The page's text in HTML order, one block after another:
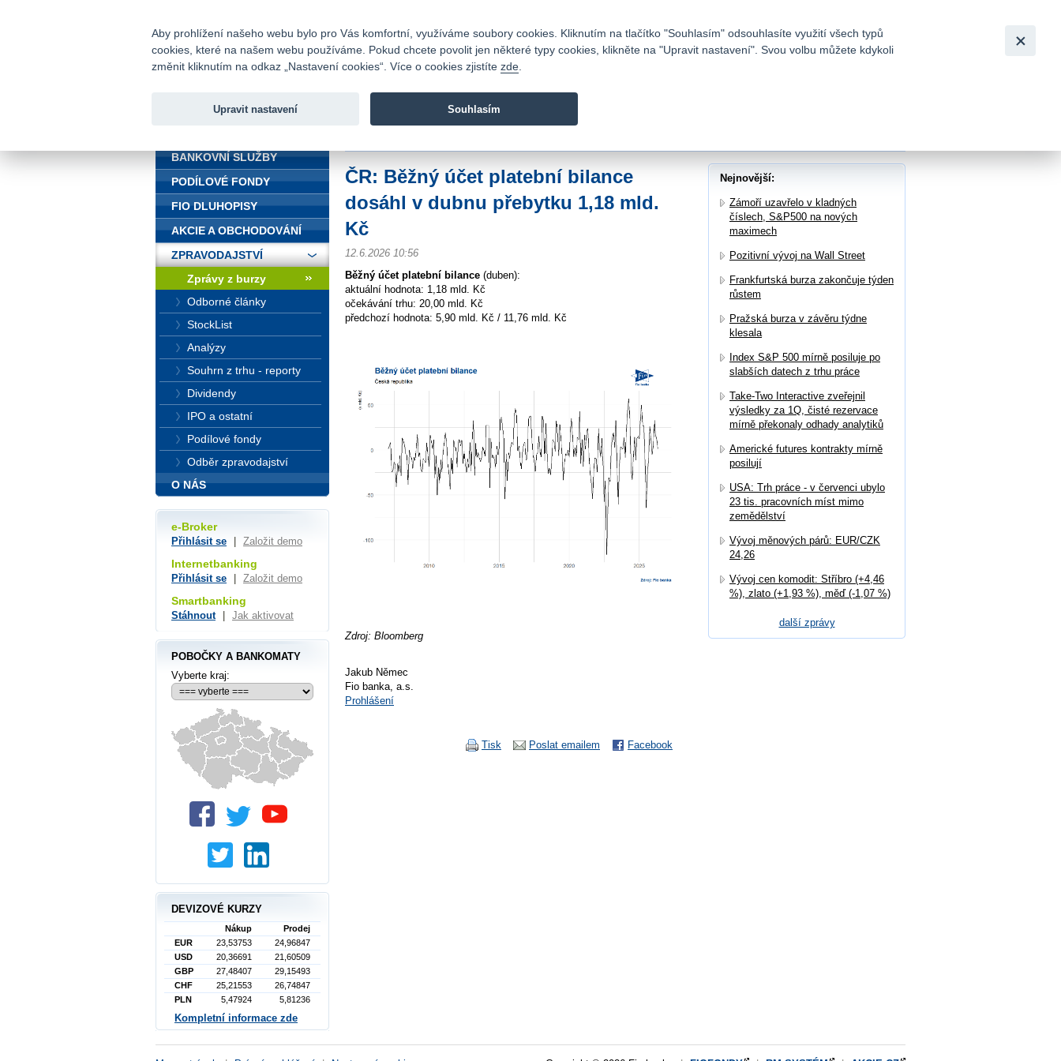
Fio banka
Fio banka je moderní česká banka. Poskytuje účty bez poplatků a
ČR: Běžný účet platební bilance
dosáhl v dubnu přebytku 1,18 mld.
Kč
12.6.2026 10:56
Běžný účet platební bilance (duben):
aktuální hodnota: 1,18 mld. Kč
očekávání trhu: 20,00 mld. Kč
předchozí hodnota: 5,90 mld. Kč / 11,76 mld. Kč
Zdroj: Bloomberg
Jakub Němec
Fio banka, a.s.
Prohlášení
Facebook
Poslat emailem
Tisk
Nejnovější:
Zámoří uzavřelo v kladných
číslech, S&P500 na nových
maximech
Pozitivní vývoj na Wall Street
Frankfurtská burza zakončuje týden
růstem
Pražská burza v závěru týdne
klesala
Index S&P 500 mírně posiluje po
slabších datech z trhu práce
Take-Two Interactive zveřejnil
výsledky za 1Q, čisté rezervace
mírně překonaly odhady analytiků
Americké futures kontrakty mírně
posilují
USA: Trh práce - v červenci ubylo
23 tis. pracovních míst mimo
zemědělství
Vývoj měnových párů: EUR/CZK
24,26
Vývoj cen komodit: Stříbro (+4,46
%), zlato (+1,93 %), měď (-1,07 %)
další zprávy
BANKOVNÍ SLUŽBY
PODÍLOVÉ FONDY
FIO DLUHOPISY
AKCIE A OBCHODOVÁNÍ
ZPRAVODAJSTVÍ
Zprávy z burzy
Odborné články
StockList
Analýzy
Souhrn z trhu - reporty
Dividendy
IPO a ostatní
Podílové fondy
Odběr zpravodajství
O NÁS
e-Broker
Přihlásit se Založit demo
Internetbanking
Přihlásit se Založit demo
Smartbanking
Stáhnout Jak aktivovat
POBOČKY A BANKOMATY
Vyberte kraj:
DEVIZOVÉ KURZY
Nákup
Prodej
EUR
23,53753
24,96847
USD
20,36691
21,60509
GBP
27,48407
29,15493
CHF
25,21553
26,74847
PLN
5,47924 5,81236
Kompletní informace zde
Aby prohlížení našeho webu bylo pro Vás komfortní, využíváme soubory cookies. Kliknutím na tlačítko "Souhlasím" odsouhlasíte využití všech typů
cookies, které na našem webu používáme. Pokud chcete povolit jen některé typy cookies, klikněte na "Upravit nastavení". Svou volbu můžete kdykoli
změnit kliknutím na odkaz „Nastavení cookies“. Více o cookies zjistíte zde
Upravit nastavení Souhlasím